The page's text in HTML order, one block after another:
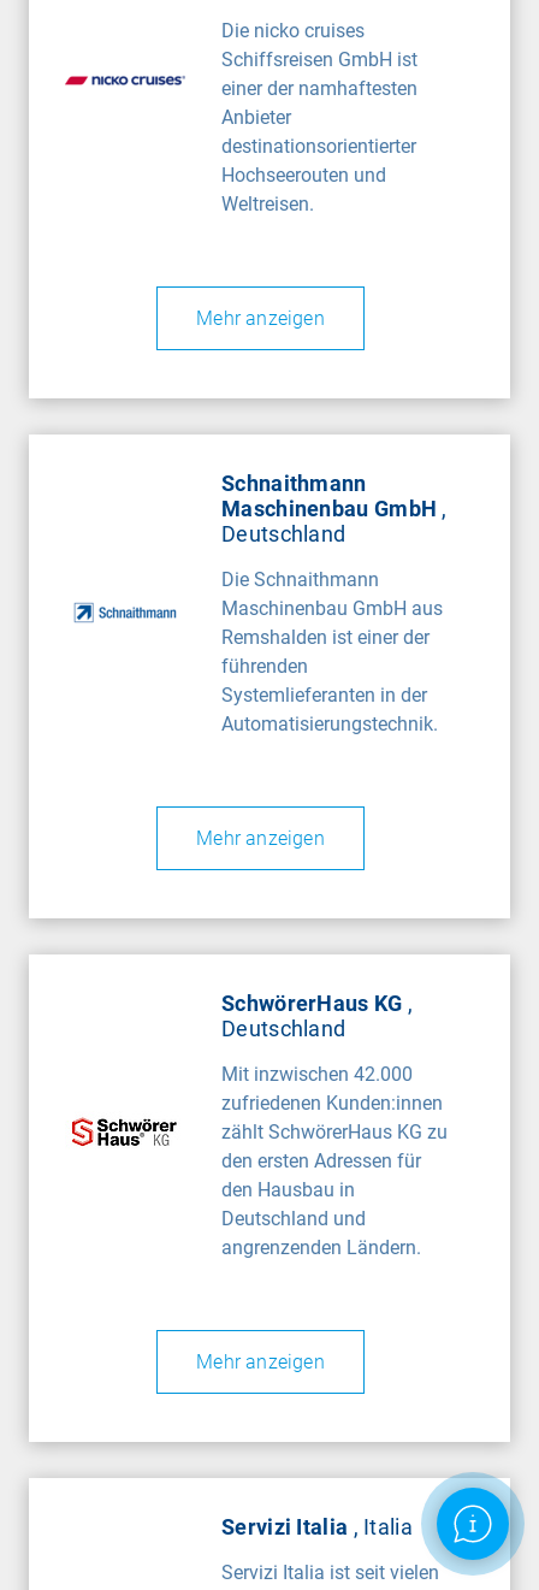
Die nicko cruises
Schiffsreisen GmbH ist
einer der namhaftesten
Anbieter
destinationsorientierter
Hochseerouten und
Weltreisen.
Mehr anzeigen
Schnaithmann
Maschinenbau GmbH ,
Deutschland
Die Schnaithmann
Maschinenbau GmbH aus
Remshalden ist einer der
führenden
Systemlieferanten in der
Automatisierungstechnik.
Mehr anzeigen
SchwörerHaus KG ,
Deutschland
Mit inzwischen 42.000
zufriedenen Kunden:innen
zählt SchwörerHaus KG zu
den ersten Adressen für
den Hausbau in
Deutschland und
angrenzenden Ländern.
Mehr anzeigen
Servizi Italia , Italia
Servizi Italia ist seit vielen